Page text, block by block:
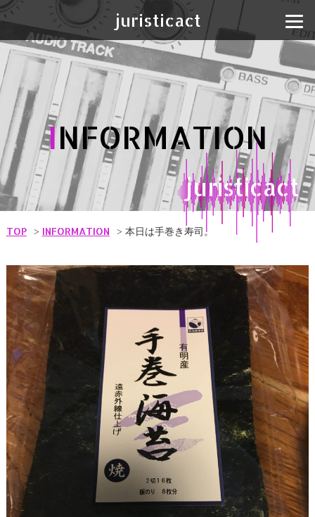
juristicact
INFORMATION
juristicact
TOP INFORMATION 本日は手巻き寿司。